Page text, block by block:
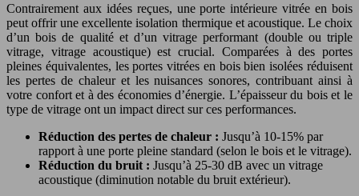
Contrairement aux idées reçues, une porte intérieure vitrée en bois
peut offrir une excellente isolation thermique et acoustique. Le choix
d’un bois de qualité et d’un vitrage performant (double ou triple
vitrage, vitrage acoustique) est crucial. Comparées à des portes
pleines équivalentes, les portes vitrées en bois bien isolées réduisent
les pertes de chaleur et les nuisances sonores, contribuant ainsi à
votre confort et à des économies d’énergie. L’épaisseur du bois et le
type de vitrage ont un impact direct sur ces performances.
Réduction des pertes de chaleur : Jusqu’à 10-15% par
rapport à une porte pleine standard (selon le bois et le vitrage).
Réduction du bruit : Jusqu’à 25-30 dB avec un vitrage
acoustique (diminution notable du bruit extérieur).